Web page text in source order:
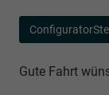
Gute Fahrt